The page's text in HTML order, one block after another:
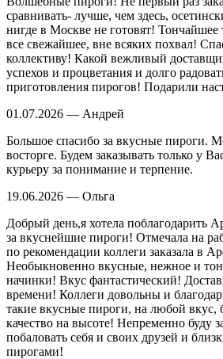
сравнивать- лучше, чем здесь,
нигде в Москве не готовят! Тончайшее
все свежайшее, вне всяких похвал!
коллективу! Какой вежливый
успехов и процветания и долго
приготовления пирогов! Подарили
01.07.2026 — Андрей
Большое спасибо за вкусные пироги.
восторге. Будем заказывать только у
курьеру за понимание и терпение.
19.06.2026 — Ольга
Добрый день,я хотела поблагодарить
за вкуснейшие пироги! Отмечала на
по рекомендации коллеги заказала в
Необыкновенно вкусные, нежное и
начинки! Вкус фантастический!
времени! Коллеги довольны и
такие вкусные пироги, на любой вкус,
качество на высоте! Непременно буду
побаловать себя и своих друзей и
пирогами!